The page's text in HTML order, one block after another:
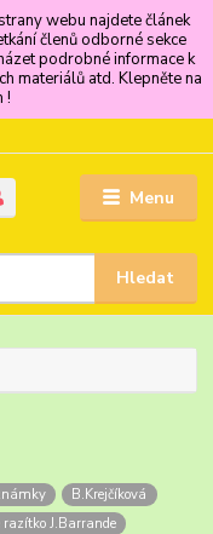
webu najdete článek
členů odborné sekce
podrobné informace k
materiálů atd. Klepněte na
!
Menu
Hledat
B.Krejčíková
J.Barrande